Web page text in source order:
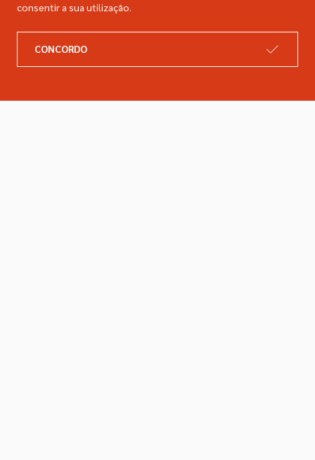
Catálogo
consentir a sua utilização.
CONCORDO